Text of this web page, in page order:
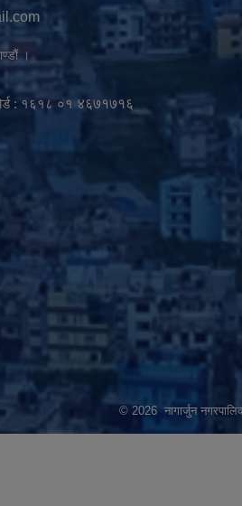
।
: १६१८ ०१ ४६७१७१६
© 2026 नागार्जुन